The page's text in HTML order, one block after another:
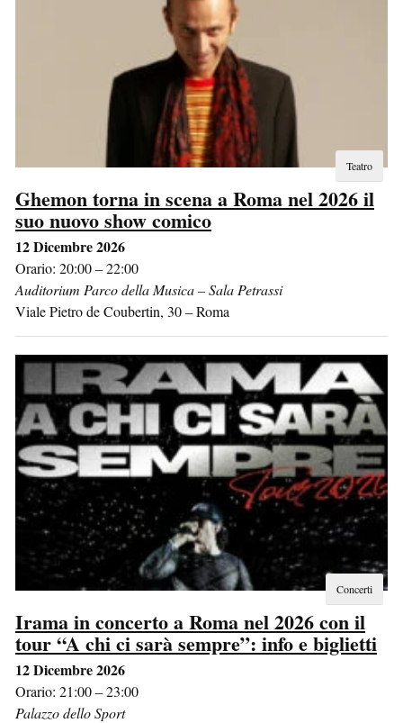
Teatro
Ghemon torna in scena a Roma nel 2026 il
suo nuovo show comico
12 Dicembre 2026
Orario: 20:00 – 22:00
Auditorium Parco della Musica – Sala Petrassi
Viale Pietro de Coubertin, 30–Roma
Concerti
Irama in concerto a Roma nel 2026 con il
tour “A chi ci sarà sempre”: info e biglietti
12 Dicembre 2026
Orario: 21:00 – 23:00
Palazzo dello Sport